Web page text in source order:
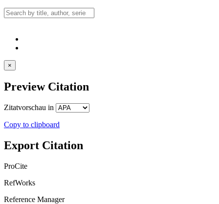
×
Preview Citation
Zitatvorschau in
Copy to clipboard
Export Citation
ProCite
RefWorks
Reference Manager